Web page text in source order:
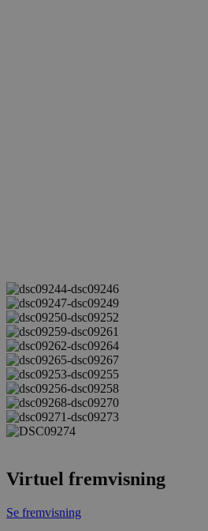
Virtuel fremvisning
Se fremvisning